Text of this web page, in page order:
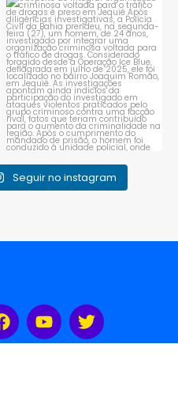
Suspeito de integrar
organização criminosa
voltada...
1 0
Seguir no instagram